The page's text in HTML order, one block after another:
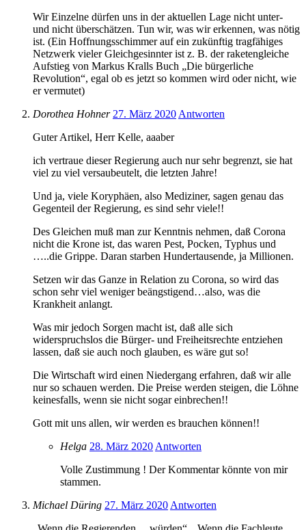
Wir Einzelne dürfen uns in der aktuellen Lage nicht unter-
und nicht überschätzen. Tun wir, was wir erkennen, was nötig
ist. (Ein Hoffnungsschimmer auf ein zukünftig tragfähiges
Netzwerk vieler Gleichgesinnter ist z. B. der raketengleiche
Aufstieg von Markus Kralls Buch „Die bürgerliche
Revolution“, egal ob es jetzt so kommen wird oder nicht, wie
er vermutet)
Dorothea Hohner 27. März 2020 Antworten
Guter Artikel, Herr Kelle, aaaber
ich vertraue dieser Regierung auch nur sehr begrenzt, sie hat
viel zu viel versaubeutelt, die letzten Jahre!
Und ja, viele Koryphäen, also Mediziner, sagen genau das
Gegenteil der Regierung, es sind sehr viele!!
Des Gleichen muß man zur Kenntnis nehmen, daß Corona
nicht die Krone ist, das waren Pest, Pocken, Typhus und
…..die Grippe. Daran starben Hundertausende, ja Millionen.
Setzen wir das Ganze in Relation zu Corona, so wird das
schon sehr viel weniger beängstigend…also, was die
Krankheit anlangt.
Was mir jedoch Sorgen macht ist, daß alle sich
widerspruchslos die Bürger- und Freiheitsrechte entziehen
lassen, daß sie auch noch glauben, es wäre gut so!
Die Wirtschaft wird einen Niedergang erfahren, daß wir alle
nur so schauen werden. Die Preise werden steigen, die Löhne
keinesfalls, wenn sie nicht sogar einbrechen!!
Gott mit uns allen, wir werden es brauchen können!!
Helga 28. März 2020 Antworten
Volle Zustimmung ! Der Kommentar könnte von mir
stammen.
Michael Düring 27. März 2020 Antworten